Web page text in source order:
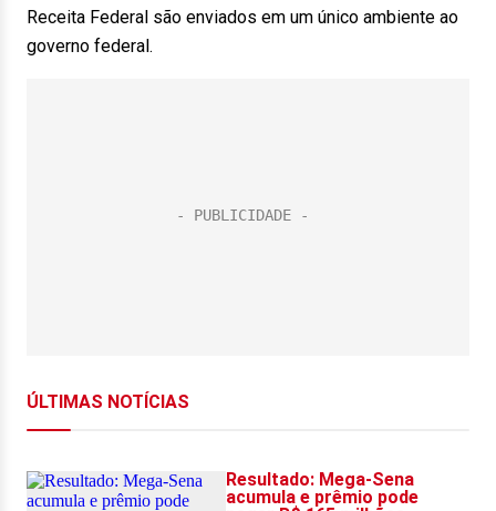
Receita Federal são enviados em um único ambiente ao
governo federal.